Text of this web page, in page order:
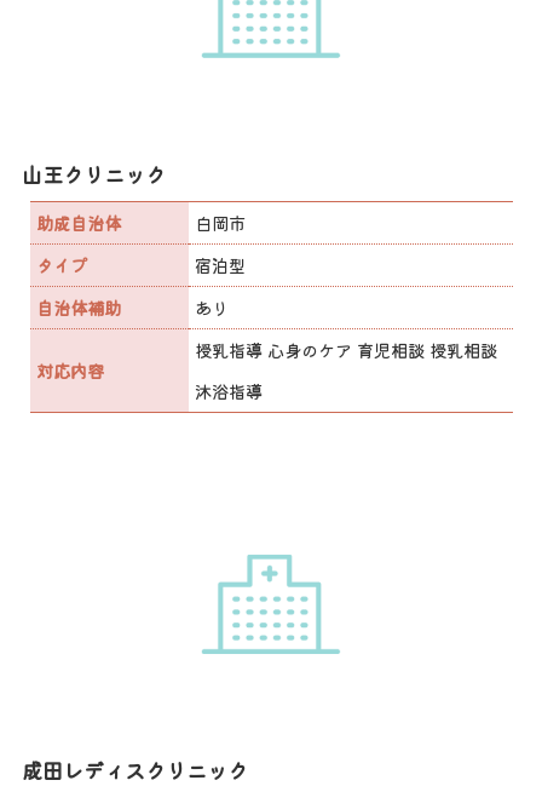
山王クリニック
助成自治体
白岡市
タイプ
宿泊型
自治体補助
あり
対応内容
授乳指導 心身のケア 育児相談 授乳相談
沐浴指導
成田レディスクリニック